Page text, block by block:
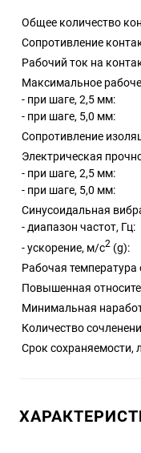
Общее количество
Сопротивление
Рабочий ток на
Максимальное
- при шаге, 2,5 мм:
- при шаге, 5,0 мм:
Сопротивление
Электрическая
- при шаге, 2,5 мм:
- при шаге, 5,0 мм:
Синусоидальная
- диапазон частот, Гц:
- ускорение, м/с2 (g):
Рабочая
Повышенная
Минимальная
Количество
Срок сохраняемости,